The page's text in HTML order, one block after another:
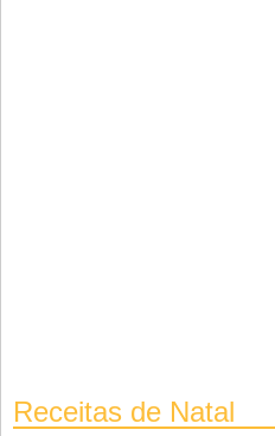
Receitas de Natal